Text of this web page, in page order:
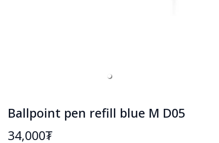
Ballpoint pen refill blue M D05
34,000₮